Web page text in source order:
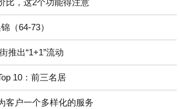
比，这2个功能得注意
（64-73）
推出“1+1”流动
10：前三名居
客户一个多样化的服务